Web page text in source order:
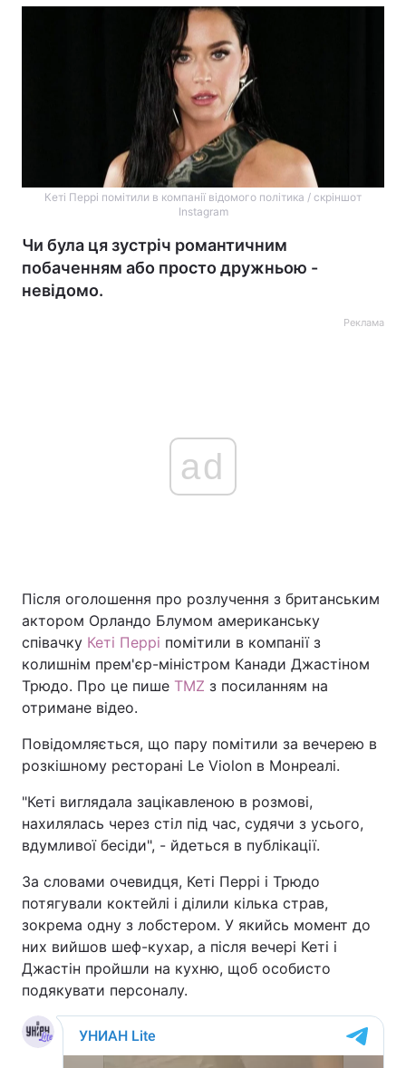
Кеті Перрі помітили в компанії відомого політика / скріншот
Instagram
Чи була ця зустріч романтичним
побаченням або просто дружньою -
невідомо.
Реклама
ad
Після оголошення про розлучення з британським
актором Орландо Блумом американську
співачку Кеті Перрі помітили в компанії з
колишнім прем'єр-міністром Канади Джастіном
Трюдо. Про це пише TMZ з посиланням на
отримане відео.
Повідомляється, що пару помітили за вечерею в
розкішному ресторані Le Violon в Монреалі.
"Кеті виглядала зацікавленою в розмові,
нахилялась через стіл під час, судячи з усього,
вдумливої бесіди", - йдеться в публікації.
За словами очевидця, Кеті Перрі і Трюдо
потягували коктейлі і ділили кілька страв,
зокрема одну з лобстером. У якийсь момент до
них вийшов шеф-кухар, а після вечері Кеті і
Джастін пройшли на кухню, щоб особисто
подякувати персоналу.